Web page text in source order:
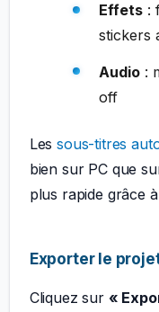
Effets:
stickers
Audio:
off
Lessous-titres
bien sur PC que
plus rapide grâce
Exporter le
Cliquez sur «